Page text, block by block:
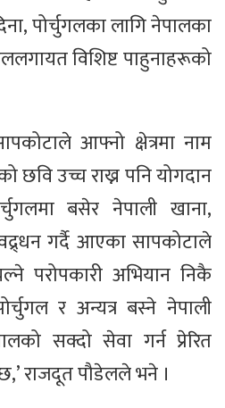
पोर्चुगलका लागि नेपालका
विशिष्ट पाहुनाहरूको
आफ्नो क्षेत्रमा नाम
छवि उच्च राख्न पनि योगदान
बसेर नेपाली खाना,
गर्दै आएका सापकोटाले
परोपकारी अभियान निकै
र अन्यत्र बस्ने नेपाली
सक्दो सेवा गर्न प्रेरित
छ,’ राजदूत पौडेलले भने ।